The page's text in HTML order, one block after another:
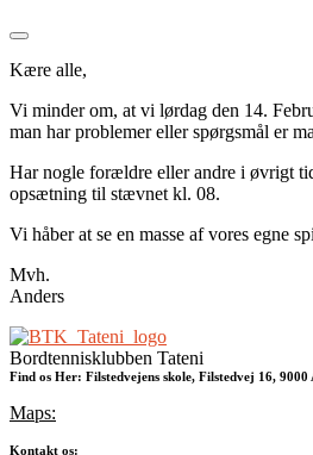
Kære alle,
Vi minder om, at vi lørdag den 14.
man har problemer eller spørgsmål er
Har nogle forældre eller andre i øvrigt
opsætning til stævnet kl. 08.
Vi håber at se en masse af vores egne
Mvh.
Anders
Bordtennisklubben Tateni
Find os Her: Filstedvejens skole, Filstedvej 16, 9000
Maps:
Kontakt os: